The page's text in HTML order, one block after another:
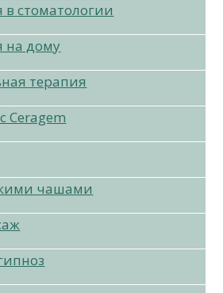
стоматологии
на дому
терапия
Ceragem
чашами